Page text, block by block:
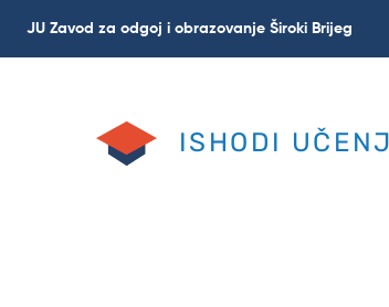
JU Zavod za odgoj i obrazovanje Široki Brijeg
ISHODI